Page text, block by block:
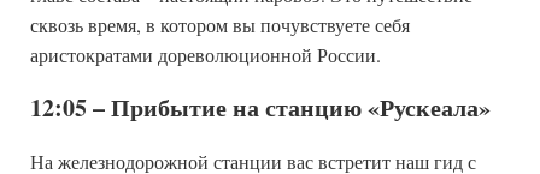
сквозь время, в котором вы почувствуете себя
аристократами дореволюционной России.
12:05 – Прибытие на станцию «Рускеала»
На железнодорожной станции вас встретит наш гид с